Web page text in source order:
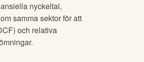
nyckeltal,
samma sektor för att
och relativa